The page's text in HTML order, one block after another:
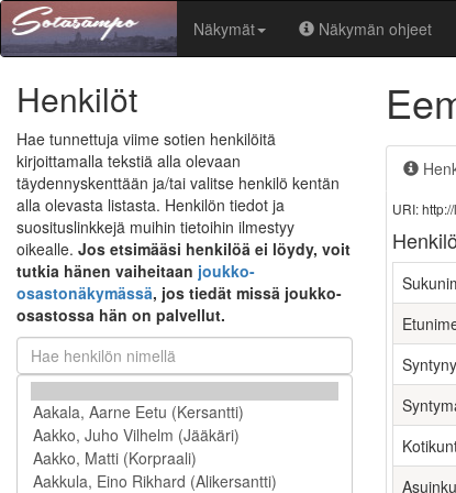
Näkymät Näkymän ohjeet
Henkilöt
Hae tunnettuja viime sotien henkilöitä
kirjoittamalla tekstiä alla olevaan
täydennyskenttään ja/tai valitse henkilö kentän
alla olevasta listasta. Henkilön tiedot ja
suosituslinkkejä muihin tietoihin ilmestyy
oikealle. Jos etsimääsi henkilöä ei löydy, voit
tutkia hänen vaiheitaan joukko-
osastonäkymässä, jos tiedät missä joukko-
osastossa hän on palvellut.
URI: